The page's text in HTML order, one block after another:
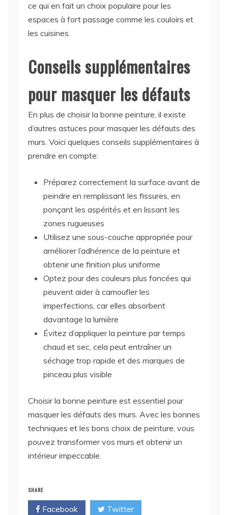
ce qui en fait un choix populaire pour les
espaces à fort passage comme les couloirs et
les cuisines.
Conseils supplémentaires
pour masquer les défauts
En plus de choisir la bonne peinture, il existe
d’autres astuces pour masquer les défauts des
murs. Voici quelques conseils supplémentaires à
prendre en compte:
Préparez correctement la surface avant de
peindre en remplissant les fissures, en
ponçant les aspérités et en lissant les
zones rugueuses
Utilisez une sous-couche appropriée pour
améliorer l’adhérence de la peinture et
obtenir une finition plus uniforme
Optez pour des couleurs plus foncées qui
peuvent aider à camoufler les
imperfections, car elles absorbent
davantage la lumière
Évitez d’appliquer la peinture par temps
chaud et sec, cela peut entraîner un
séchage trop rapide et des marques de
pinceau plus visible
Choisir la bonne peinture est essentiel pour
masquer les défauts des murs. Avec les bonnes
techniques et les bons choix de peinture, vous
pouvez transformer vos murs et obtenir un
intérieur impeccable.
SHARE
Facebook Twitter